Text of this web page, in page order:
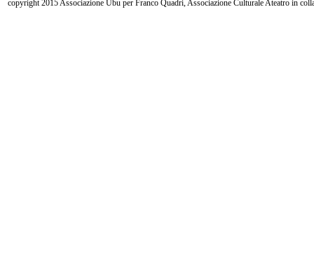
copyright 2015 Associazione Ubu per Franco Quadri, Associazione Culturale Ateatro in